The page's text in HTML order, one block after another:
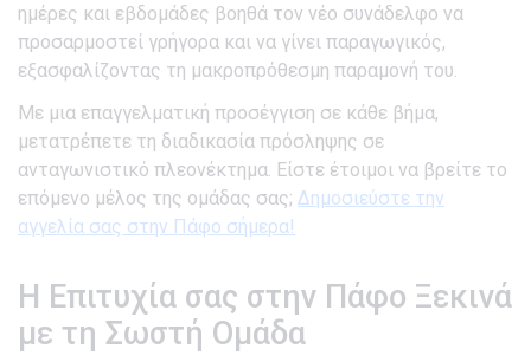
ημέρες και εβδομάδες βοηθά τον νέο συνάδελφο να
προσαρμοστεί γρήγορα και να γίνει παραγωγικός,
εξασφαλίζοντας τη μακροπρόθεσμη παραμονή του.
Με μια επαγγελματική προσέγγιση σε κάθε βήμα,
μετατρέπετε τη διαδικασία πρόσληψης σε
ανταγωνιστικό πλεονέκτημα. Είστε έτοιμοι να βρείτε το
επόμενο μέλος της ομάδας σας; Δημοσιεύστε την
αγγελία σας στην Πάφο σήμερα!
Η Επιτυχία σας στην Πάφο Ξεκινά
με τη Σωστή Ομάδα